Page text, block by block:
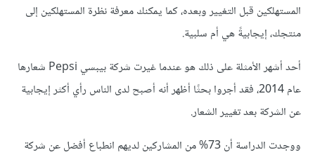
المستهلكين قبل التغيير وبعده، كما يمكنك معرفة نظرة المستهلكين إلى
منتجك، إيجابيةً هي أم سلبية.
أحد أشهر الأمثلة على ذلك هو عندما غيرت شركة بيبسي Pepsi شعارها
عام 2014، فقد أجروا بحثًا أظهر أنه أصبح لدى الناس رأي أكثر إيجابية
عن الشركة بعد تغيير الشعار.
ووجدت الدراسة أن 73% من المشاركين لديهم انطباع أفضل عن شركة